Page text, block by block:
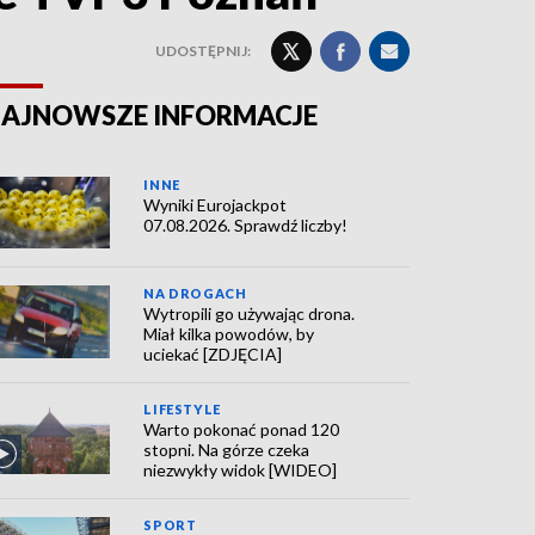
UDOSTĘPNIJ:
INFORMACJE
INNE
Wyniki Eurojackpot
07.08.2026. Sprawdź liczby!
NA DROGACH
Wytropili go używając drona.
Miał kilka powodów, by
uciekać [ZDJĘCIA]
LIFESTYLE
Warto pokonać ponad 120
stopni. Na górze czeka
niezwykły widok [WIDEO]
SPORT